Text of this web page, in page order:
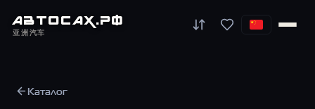
АВТОСАХ.РФ
亚洲汽车
Каталог